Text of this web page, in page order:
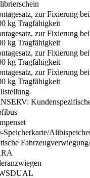
zur Fixierung
kg Tragfähigkeit
zur Fixierung
kg Tragfähigkeit
zur Fixierung
kg Tragfähigkeit
zur Fixierung
kg Tragfähigkeit
Speicherkarte/